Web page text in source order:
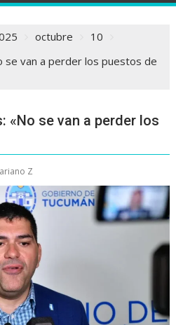
octubre
10
se van a perder los puestos de
«No se van a perder los
Z